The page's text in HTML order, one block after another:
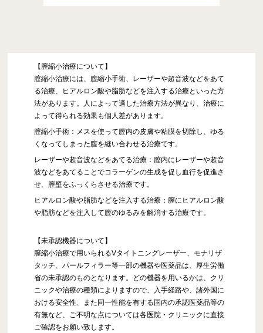
【膣縮小治療について】
膣縮小治療には、膣縮小手術、レーザーや超音波などをあて
る治療、ヒアルロン酸や脂肪などを注入する治療といった方
法があります。人によって適した治療方法が異なり、治療に
よって得られる効果も個人差があります。
膣縮小手術：メスを使って膣内の皮膚や粘膜を切除し、ゆる
くなってしまった膣を縫い合わせる治療です。
レーザーや超音波などをあてる治療：膣内にレーザーや超音
波などをあてることでコラーゲンの生成を促し血行を促進さ
せ、膣壁をふっくらさせる治療です。
ヒアルロン酸や脂肪などを注入する治療：膣にヒアルロン酸
や脂肪などを注入して膣のゆるみを解消する治療です。
【未承認機器について】
膣縮小治療で用いられるVタイトニングレーザー、モナリザ
タッチ、パールフィラー等一部の機器や医薬品は、厚生労働
省の未承認のものとなります。どの機器を用いるかは、クリ
ニックや治療の種類によりますので、入手経路や、諸外国に
おける安全性、また同一性能を有する国内の承認医薬品等の
有無など、ご不明な点については各医院・クリニックに直接
ご確認をお願い致します。